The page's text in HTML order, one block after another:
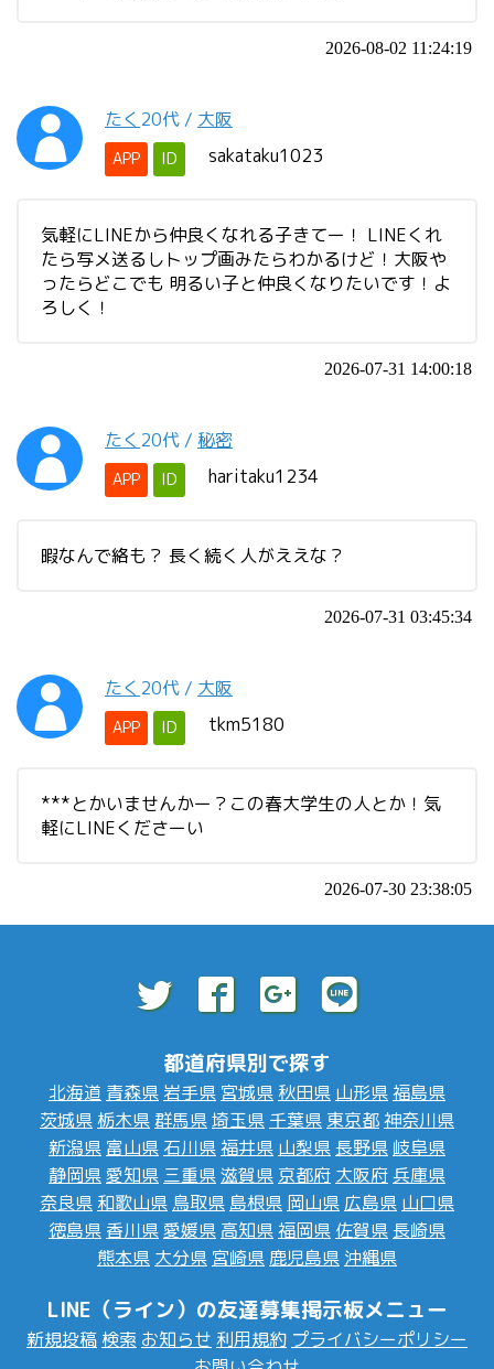
2026-08-02 11:24:19
たく 20代 / 大阪
APP ID sakataku1023
気軽にLINEから仲良くなれる子きてー！ LINEくれ
たら写メ送るしトップ画みたらわかるけど！大阪や
ったらどこでも 明るい子と仲良くなりたいです！よ
ろしく！
2026-07-31 14:00:18
たく 20代 / 秘密
APP ID haritaku1234
暇なんで絡も？ 長く続く人がええな？
2026-07-31 03:45:34
たく 20代 / 大阪
APP ID tkm5180
***とかいませんかー？この春大学生の人とか！気
軽にLINEくださーい
2026-07-30 23:38:05
都道府県別で探す
北海道 青森県 岩手県 宮城県 秋田県 山形県福島県
茨城県 栃木県群馬県埼玉県 千葉県 東京都神奈川県
新潟県 富山県 石川県福井県 山梨県 長野県 岐阜県
静岡県愛知県 三重県滋賀県 京都府 大阪府 兵庫県
奈良県 和歌山県 鳥取県 島根県 岡山県 広島県 山口県
徳島県 香川県愛媛県 高知県福岡県 佐賀県 長崎県
熊本県 大分県 宮崎県 鹿児島県 沖縄県
LINE（ライン）の友達募集掲示板メニュー
新規投稿 検索 お知らせ 利用規約 プライバシーポリシー